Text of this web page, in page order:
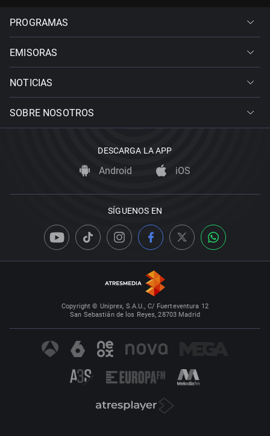
PROGRAMAS
EMISORAS
NOTICIAS
SOBRE NOSOTROS
DESCARGA LA APP
Android iOS
SÍGUENOS EN
Copyright © Uniprex, S.A.U., C/ Fuerteventura 12
San Sebastián de los Reyes, 28703 Madrid